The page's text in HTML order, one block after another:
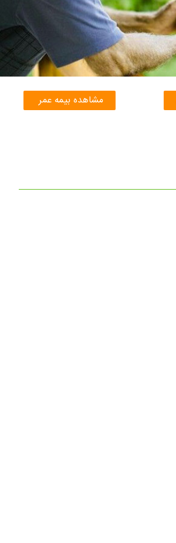
مشاهده بیمه عمر